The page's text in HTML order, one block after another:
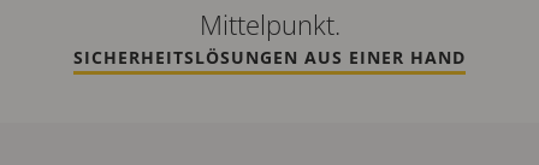
Mittelpunkt.
SICHERHEITSLÖSUNGEN AUS EINER HAND